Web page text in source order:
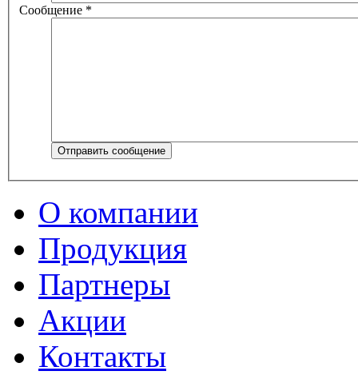
Сообщение *
Отправить сообщение
О компании
Продукция
Партнеры
Акции
Контакты